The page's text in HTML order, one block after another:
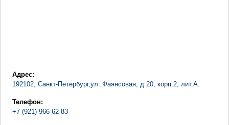
Адрес:
192102, Санкт-Петербург,ул. Фаянсовая, д.20, корп.2, лит.А.
Телефон:
+7 (921) 966-62-83